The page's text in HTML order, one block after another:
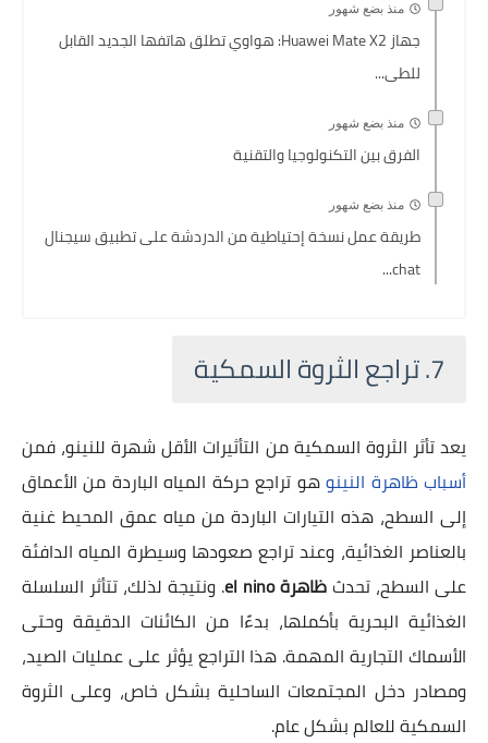
منذ بضع شهور
جهاز Huawei Mate X2: هواوي تطلق هاتفها الجديد القابل
للطى...
منذ بضع شهور
الفرق بين التكنولوجيا والتقنية
منذ بضع شهور
طريقة عمل نسخة إحتياطية من الدردشة على تطبيق سيجنال
chat...
7. تراجع الثروة السمكية
يعد تأثر الثروة السمكية من التأثيرات الأقل شهرة للنينو، فمن
أسباب ظاهرة النينوهو تراجع حركة المياه الباردة من الأعماق
إلى السطح، هذه التيارات الباردة من مياه عمق المحيط غنية
بالعناصر الغذائية، وعند تراجع صعودها وسيطرة المياه الدافئة
على السطح، تحدثظاهرة el nino
. ونتيجة لذلك، تتأثر السلسلة
الغذائية البحرية بأكملها، بدءًا من الكائنات الدقيقة وحتى
الأسماك التجارية المهمة. هذا التراجع يؤثر على عمليات الصيد،
ومصادر دخل المجتمعات الساحلية بشكل خاص، وعلى الثروة
السمكية للعالم بشكل عام.